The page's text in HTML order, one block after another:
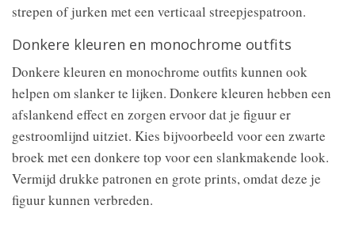
strepen of jurken met een verticaal streepjespatroon.
Donkere kleuren en monochrome outfits
Donkere kleuren en monochrome outfits kunnen ook
helpen om slanker te lijken. Donkere kleuren hebben een
afslankend effect en zorgen ervoor dat je figuur er
gestroomlijnd uitziet. Kies bijvoorbeeld voor een zwarte
broek met een donkere top voor een slankmakende look.
Vermijd drukke patronen en grote prints, omdat deze je
figuur kunnen verbreden.